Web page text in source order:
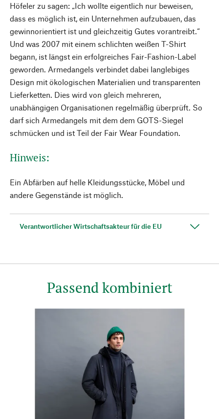
Höfeler zu sagen: „Ich wollte eigentlich nur beweisen,
dass es möglich ist, ein Unternehmen aufzubauen, das
gewinnorientiert ist und gleichzeitig Gutes vorantreibt.“
Und was 2007 mit einem schlichten weißen T-Shirt
begann, ist längst ein erfolgreiches Fair-Fashion-Label
geworden. Armedangels verbindet dabei langlebiges
Design mit ökologischen Materialien und transparenten
Lieferketten. Dies wird von gleich mehreren,
unabhängigen Organisationen regelmäßig überprüft. So
darf sich Armedangels mit dem dem GOTS-Siegel
schmücken und ist Teil der Fair Wear Foundation.
Hinweis:
Ein Abfärben auf helle Kleidungsstücke, Möbel und
andere Gegenstände ist möglich.
Verantwortlicher Wirtschaftsakteur für die EU
Passend kombiniert